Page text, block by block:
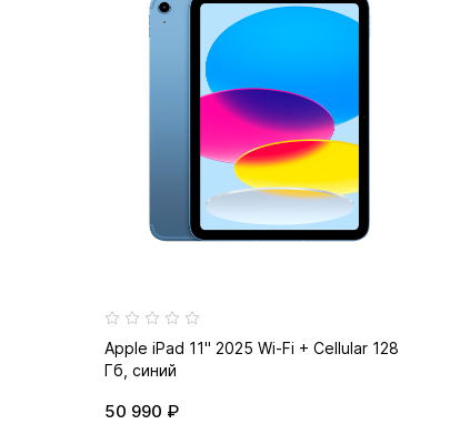
Apple iPad 11" 2025 Wi-Fi + Cellular 128
Гб, синий
50 990 ₽